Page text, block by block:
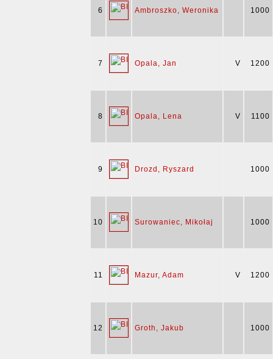
6 Ambroszko, Weronika 1000
7 Opala, Jan V 1200
8 Opala, Lena V 1100
9 Drozd, Ryszard 1000
10 Surowaniec, Mikołaj 1000
11 Mazur, Adam V 1200
12 Groth, Jakub 1000